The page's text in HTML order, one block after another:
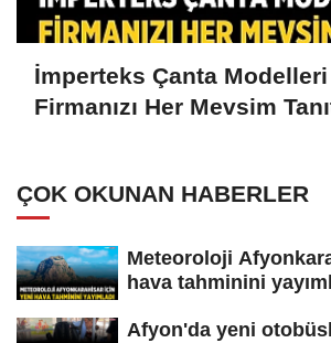
İmperteks Çanta
Firmanızı Her Mevsim
ÇOK OKUNAN HABERLER
Meteoroloji
hava tahminini
Afyon'da yeni